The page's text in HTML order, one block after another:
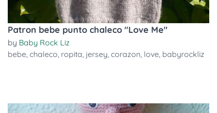
Patron bebe punto chaleco "Love Me"
by Baby Rock Liz
bebe, chaleco, ropita, jersey, corazon, love, babyrockliz